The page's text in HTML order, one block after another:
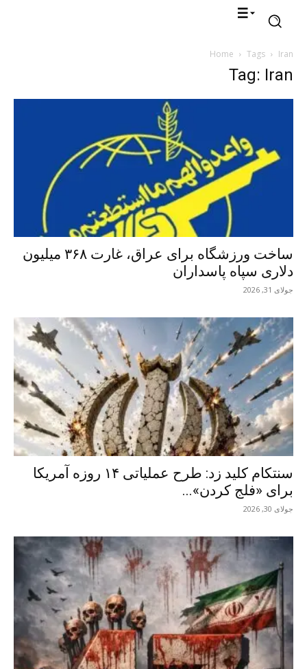
Home Tags Iran
Tag: Iran
ساخت ورزشگاه برای عراق، غارت ۳۶۸ میلیون
دلاری سپاه پاسداران
جولای 31, 2026
سنتکام کلید زد: طرح عملیاتی ۱۴ روزه آمریکا
برای «فلج کردن»...
جولای 30, 2026